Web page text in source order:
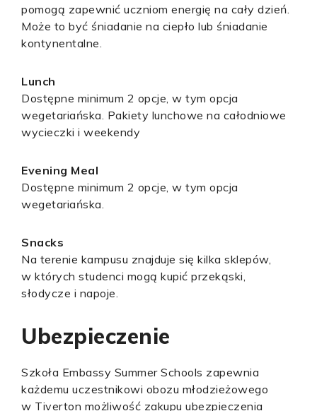
pomogą zapewnić uczniom energię na cały dzień.
Może to być śniadanie na ciepło lub śniadanie
kontynentalne.
Lunch
Dostępne minimum 2 opcje, w tym opcja
wegetariańska. Pakiety lunchowe na całodniowe
wycieczki i weekendy
Evening Meal
Dostępne minimum 2 opcje, w tym opcja
wegetariańska.
Snacks
Na terenie kampusu znajduje się kilka sklepów,
w których studenci mogą kupić przekąski,
słodycze i napoje.
Ubezpieczenie
Szkoła Embassy Summer Schools zapewnia
każdemu uczestnikowi obozu młodzieżowego
w Tiverton możliwość zakupu ubezpieczenia